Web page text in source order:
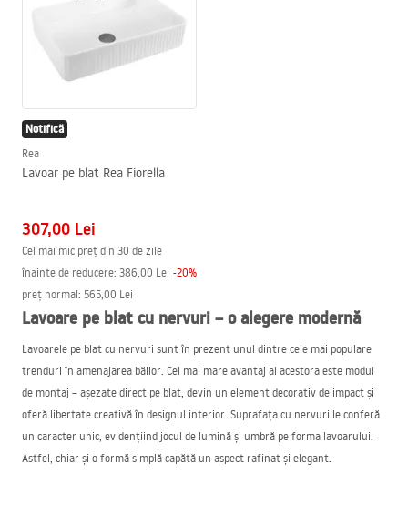
Notifică
Rea
Lavoar pe blat Rea Fiorella
307,00 Lei
Cel mai mic preț din 30 de zile
înainte de reducere: 386,00 Lei -20%
preț normal: 565,00 Lei
Lavoare pe blat cu nervuri – o alegere modernă
Lavoarele pe blat cu nervuri sunt în prezent unul dintre cele mai populare
trenduri în amenajarea băilor. Cel mai mare avantaj al acestora este modul
de montaj – așezate direct pe blat, devin un element decorativ de impact și
oferă libertate creativă în designul interior. Suprafața cu nervuri le conferă
un caracter unic, evidențiind jocul de lumină și umbră pe forma lavoarului.
Astfel, chiar și o formă simplă capătă un aspect rafinat și elegant.